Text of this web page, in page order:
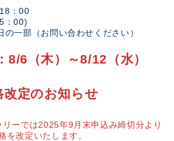
：00
：00)
一部（お問い合わせください）
8/6（木）～8/12（水）
改定のお知らせ
ーでは2025年9月末申込み締切分より
を改定いたします。